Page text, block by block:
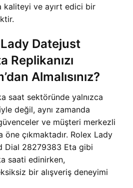
kaliteyi ve ayırt edici bir
Datejust
Replikanızı
Almalısınız?
saat sektöründe yalnızca
değil, aynı zamanda
ve müşteri merkezli
öne çıkmaktadır. Rolex Lady
Dial 28279383 Eta gibi
saati edinirken,
bir alışveriş deneyimi